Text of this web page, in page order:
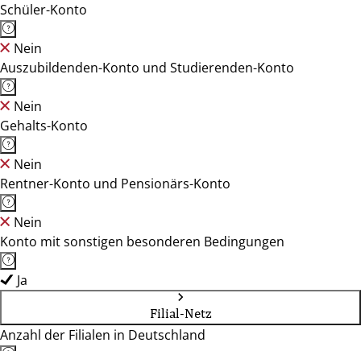
Schüler-Konto
Nein
Auszubildenden-Konto und Studierenden-Konto
Nein
Gehalts-Konto
Nein
Rentner-Konto und Pensionärs-Konto
Nein
Konto mit sonstigen besonderen Bedingungen
Ja
Filial-Netz
Anzahl der Filialen in Deutschland